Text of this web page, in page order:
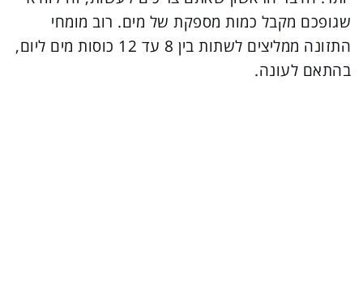
שגופכם מקבל כמות מספקת של מים. רוב מומחי
התזונה ממליצים לשתות בין 8 עד 12 כוסות מים ליום,
בהתאם לעונה.